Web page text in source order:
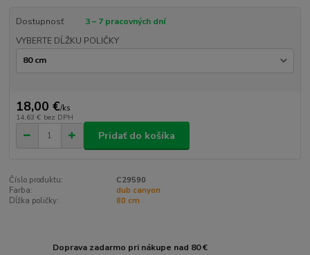
Dostupnosť
3 – 7 pracovných dní
VYBERTE DĹŽKU POLIČKY
18,00 €/ks
14,63 € bez DPH
Pridať do košíka
Číslo produktu:
C29590
Farba:
dub canyon
Dĺžka poličky:
80 cm
Doprava zadarmo pri nákupe nad 80 €